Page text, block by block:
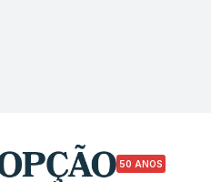
50 ANOS